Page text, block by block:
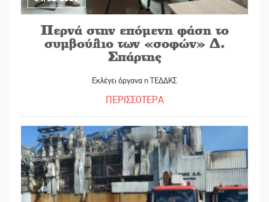
Περνά στην επόμενη φάση το
συμβούλιο των «σοφών» Δ.
Σπάρτης
Εκλέγει όργανα η ΤΕΔΔΚΣ
ΠΕΡΙΣΣΟΤΕΡΑ